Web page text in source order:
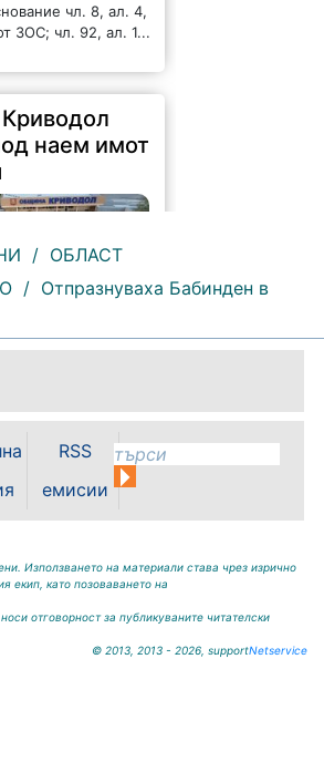
чл. 8, ал. 4,
ЗОС; чл. 92, ал. 1...
наем имот
08-07 11:30:54
Криводол, ул.
№ 13, тел.
e-mail:
bg.net ОБЯВА
чл. 8, ал. 4,
ЗОС; чл. 92, ал. 1...
/ ОБЛАСТ
/ Отпразнуваха Бабинден в
RSS
емисии
Използването на материали става чрез изрично
екип, като позоваването на
отговорност за публикуваните читателски
© 2013, 2013 - 2026, supportNetservice